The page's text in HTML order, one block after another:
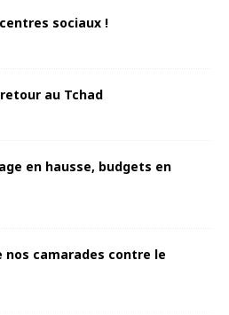
sociaux !
au Tchad
en hausse, budgets en
camarades contre le